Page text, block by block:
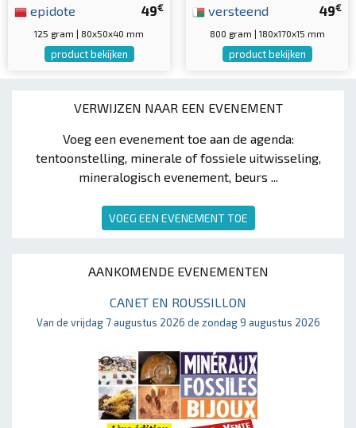
VERWIJZEN NAAR EEN EVENEMENT
Voeg een evenement toe aan de agenda:
tentoonstelling, minerale of fossiele uitwisseling,
mineralogisch evenement, beurs ...
VOEG EEN EVENEMENT TOE
AANKOMENDE EVENEMENTEN
CANET EN ROUSSILLON
Van de vrijdag 7 augustus 2026 de zondag 9 augustus 2026
49€
epidote
125 gram | 80x50x40 mm
product bekijken
49€
versteend
800 gram | 180x170x15 mm
product bekijken